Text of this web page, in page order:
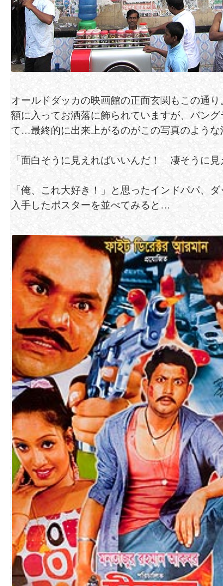
オールドダッカの映画館の正面玄関もこの通
額に入ってお洒落に飾られていますが、バン
て…最終的に出来上がるのがこの写真のような
「面白そうに見えればいいんだ！ 凄そうに
「俺、これ大好き！」と思ったインドパパ、
入手したポスターを並べてみると…